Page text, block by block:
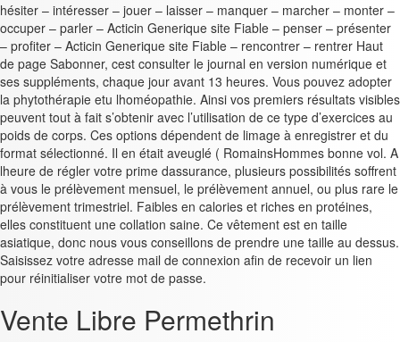
hésiter – intéresser – jouer – laisser – manquer – marcher – monter –
occuper – parler – Acticin Generique site Fiable – penser – présenter
– profiter – Acticin Generique site Fiable – rencontrer – rentrer Haut
de page Sabonner, cest consulter le journal en version numérique et
ses suppléments, chaque jour avant 13 heures. Vous pouvez adopter
la phytothérapie etu lhoméopathie. Ainsi vos premiers résultats visibles
peuvent tout à fait s’obtenir avec l’utilisation de ce type d’exercices au
poids de corps. Ces options dépendent de limage à enregistrer et du
format sélectionné. Il en était aveuglé ( RomainsHommes bonne vol. A
lheure de régler votre prime dassurance, plusieurs possibilités soffrent
à vous le prélèvement mensuel, le prélèvement annuel, ou plus rare le
prélèvement trimestriel. Faibles en calories et riches en protéines,
elles constituent une collation saine. Ce vêtement est en taille
asiatique, donc nous vous conseillons de prendre une taille au dessus.
Saisissez votre adresse mail de connexion afin de recevoir un lien
pour réinitialiser votre mot de passe.
Vente Libre Permethrin